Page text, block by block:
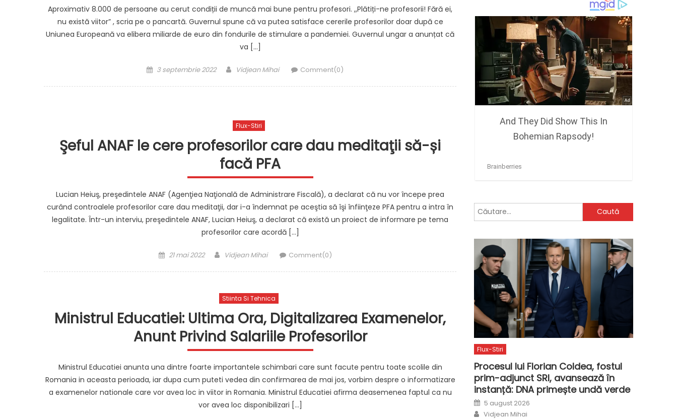
Aproximativ 8.000 de persoane au cerut condiții de muncă mai bune pentru profesori. ,,Plătiți-ne profesorii! Fără ei,
nu există viitor” , scria pe o pancartă. Guvernul spune că va putea satisface cererile profesorilor doar după ce
Uniunea Europeană va elibera miliarde de euro din fondurile de stimulare a pandemiei. Guvernul ungar a anunțat că
va […]
Posted
3 septembrie 2022 Author
Vidjean Mihai Comment(0)
Flux-Stiri
Şeful ANAF le cere profesorilor care dau meditaţii să-și
facă PFA
Lucian Heiuş, preşedintele ANAF (Agenţiea Naţională de Administrare Fiscală), a declarat că nu vor începe prea
curând controalele profesorilor care dau meditaţii, dar i-a îndemnat pe aceştia să îşi înfiinţeze PFA pentru a intra în
legalitate. Într-un interviu, preşedintele ANAF, Lucian Heiuş, a declarat că există un proiect de informare pe tema
profesorilor care acordă […]
Posted
21 mai 2022 Author
Vidjean Mihai Comment(0)
Stiinta Si Tehnica
Ministrul Educatiei: Ultima Ora, Digitalizarea Examenelor,
Anunt Privind Salariile Profesorilor
Ministrul Educatiei anunta una dintre foarte importantele schimbari care sunt facute pentru toate scolile din
Romania in aceasta perioada, iar dupa cum puteti vedea din confirmarea de mai jos, vorbim despre o informatizare
a examenelor nationale care vor avea loc in viitor in Romania. Ministrul Educatiei afirma deasemenea faptul ca nu
vor avea loc disponibilizari […]
Caută
după:
Flux-Stiri
Procesul lui Florian Coldea, fostul
prim-adjunct SRI, avansează în
instanță: DNA primește undă verde
Posted
on
5 august 2026
Author
Vidjean Mihai